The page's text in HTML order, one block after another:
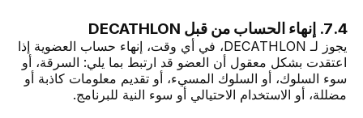
7.4. إنهاء الحساب من قبل DECATHLON
يجوز لـ DECATHLON، في أي وقت، إنهاء حساب العضوية إذا
اعتقدت بشكل معقول أن العضو قد ارتبط بما يلي: السرقة، أو
سوء السلوك، أو السلوك المسيء، أو تقديم معلومات كاذبة أو
مضللة، أو الاستخدام الاحتيالي أو سوء النية للبرنامج.